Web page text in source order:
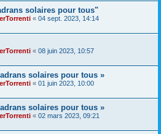
solaires pour tous"
« 04 sept. 2023, 14:14
« 08 juin 2023, 10:57
solaires pour tous »
« 01 juin 2023, 10:00
solaires pour tous »
« 02 mars 2023, 09:21